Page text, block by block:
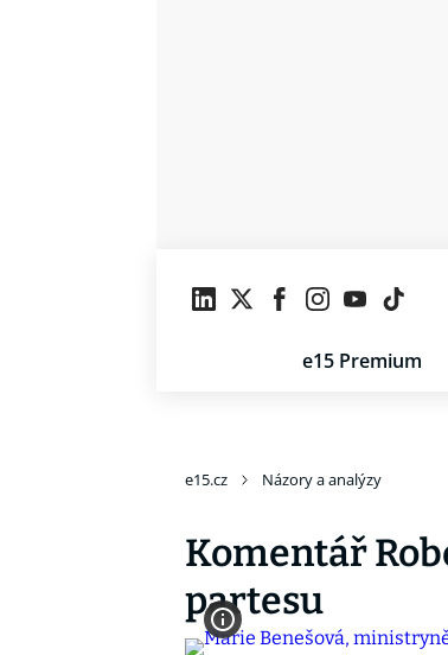
e15 Premium
e15.cz Názory a analýzy
Komentář
partesu